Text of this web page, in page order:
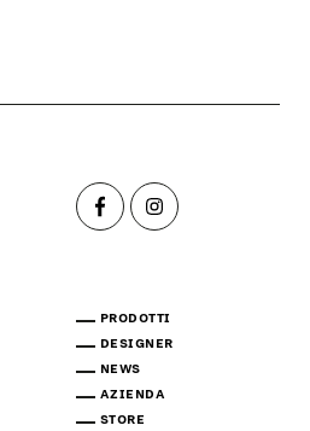
PRODOTTI
DESIGNER
NEWS
AZIENDA
STORE